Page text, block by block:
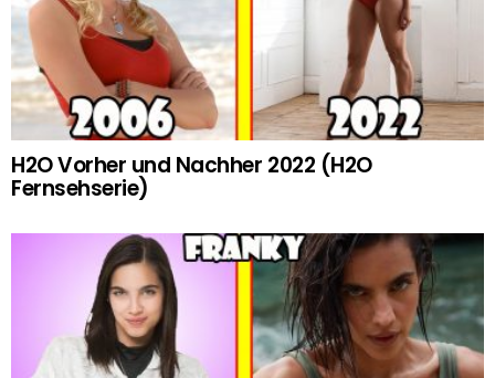
H2O Vorher und Nachher 2022 (H2O
Fernsehserie)